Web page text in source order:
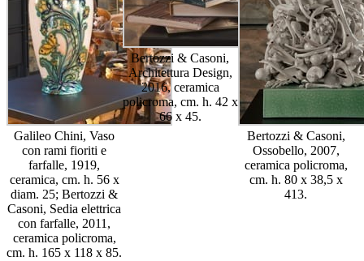
Galileo Chini, Vaso
con rami fioriti e
farfalle, 1919,
ceramica, cm. h. 56 x
diam. 25; Bertozzi &
Casoni, Sedia elettrica
con farfalle, 2011,
ceramica policroma,
cm. h. 165 x 118 x 85.
Bertozzi & Casoni,
Architettura Design,
2016, ceramica
policroma, cm. h. 42 x
66 x 45.
Bertozzi & Casoni,
Ossobello, 2007,
ceramica policroma,
cm. h. 80 x 38,5 x
413.